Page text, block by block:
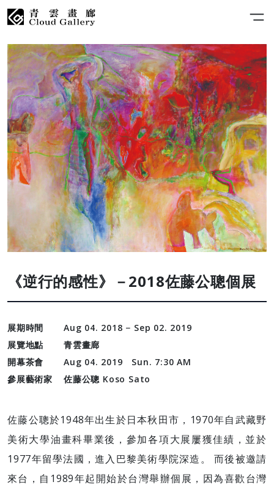
《逆行的感性》－2018佐藤公聰個展
展期時間
Aug 04. 2018 − Sep 02. 2019
展覽地點
青雲畫廊
開幕茶會
Aug 04. 2019 Sun. 7:30 AM
參展藝術家
佐藤公聰 Koso Sato
佐藤公聰於1948年出生於日本秋田市，1970年自武藏野
美術大學油畫科畢業後，參加各項大展屢獲佳績，並於
1977年留學法國，進入巴黎美術學院深造。 而後被邀請
來台，自1989年起開始於台灣舉辦個展，因為喜歡台灣